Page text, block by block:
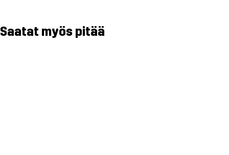
Saatat myös pitää